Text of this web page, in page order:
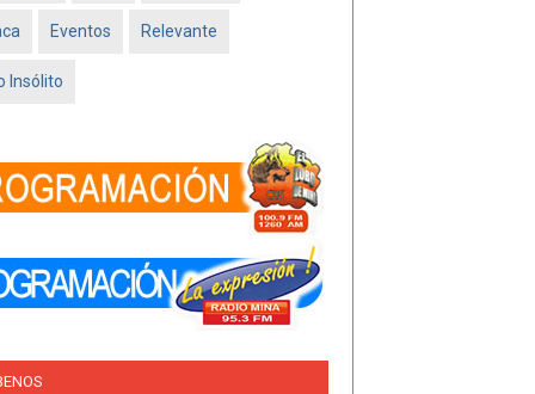
Eventos Relevante
Insólito